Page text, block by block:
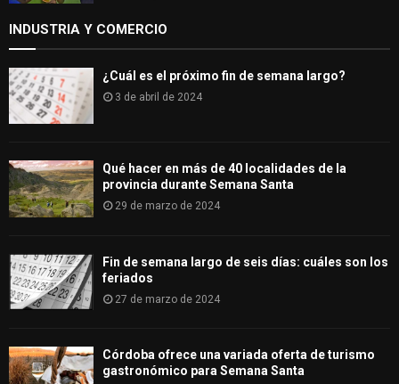
INDUSTRIA Y COMERCIO
¿Cuál es el próximo fin de semana largo?
3 de abril de 2024
Qué hacer en más de 40 localidades de la
provincia durante Semana Santa
29 de marzo de 2024
Fin de semana largo de seis días: cuáles son los
feriados
27 de marzo de 2024
Córdoba ofrece una variada oferta de turismo
gastronómico para Semana Santa